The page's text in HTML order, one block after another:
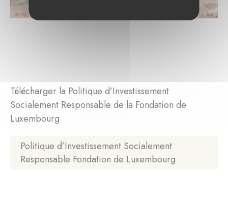
Télécharger la Politique d’Investissement
Socialement Responsable de la Fondation de
Luxembourg
Politique d’Investissement Socialement
Responsable Fondation de Luxembourg